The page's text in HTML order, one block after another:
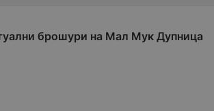
брошури на Мал Мук Дупница